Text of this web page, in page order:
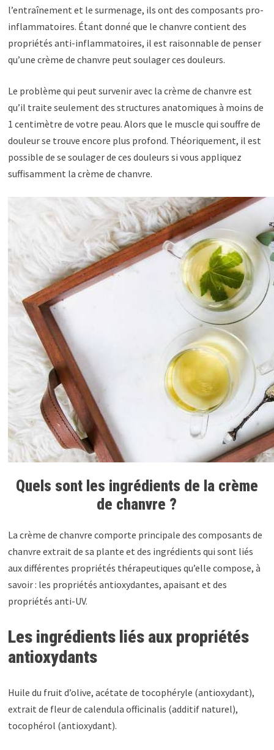
l’entraînement et le surmenage, ils ont des composants pro-
inflammatoires. Étant donné que le chanvre contient des
propriétés anti-inflammatoires, il est raisonnable de penser
qu’une crème de chanvre peut soulager ces douleurs.
Le problème qui peut survenir avec la crème de chanvre est
qu’il traite seulement des structures anatomiques à moins de
1 centimètre de votre peau. Alors que le muscle qui souffre de
douleur se trouve encore plus profond. Théoriquement, il est
possible de se soulager de ces douleurs si vous appliquez
suffisamment la crème de chanvre.
Quels sont les ingrédients de la crème
de chanvre ?
La crème de chanvre comporte principale des composants de
chanvre extrait de sa plante et des ingrédients qui sont liés
aux différentes propriétés thérapeutiques qu’elle compose, à
savoir : les propriétés antioxydantes, apaisant et des
propriétés anti-UV.
Les ingrédients liés aux propriétés
antioxydants
Huile du fruit d’olive, acétate de tocophéryle (antioxydant),
extrait de fleur de calendula officinalis (additif naturel),
tocophérol (antioxydant).